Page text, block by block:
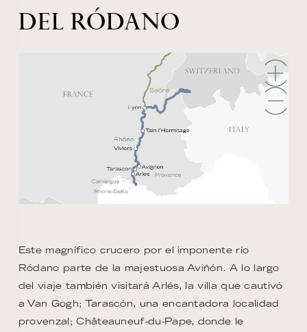
DEL RÓDANO
Este magnífico crucero por el imponente río
Ródano parte de la majestuosa Aviñón. A lo largo
del viaje también visitará Arlés, la villa que cautivó
a Van Gogh; Tarascón, una encantadora localidad
provenzal; Châteauneuf-du-Pape, donde le